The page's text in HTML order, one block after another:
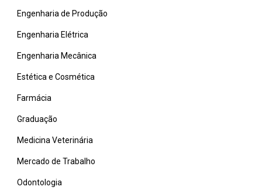
Engenharia de Produção
Engenharia Elétrica
Engenharia Mecânica
Estética e Cosmética
Farmácia
Graduação
Medicina Veterinária
Mercado de Trabalho
Odontologia